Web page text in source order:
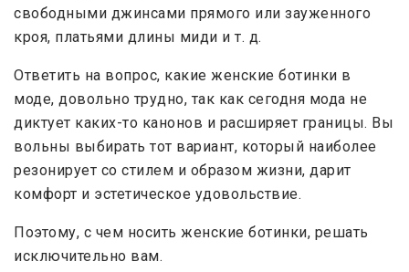
свободными джинсами прямого или зауженного
кроя, платьями длины миди и т. д.
Ответить на вопрос, какие женские ботинки в
моде, довольно трудно, так как сегодня мода не
диктует каких-то канонов и расширяет границы. Вы
вольны выбирать тот вариант, который наиболее
резонирует со стилем и образом жизни, дарит
комфорт и эстетическое удовольствие.
Поэтому, с чем носить женские ботинки, решать
исключительно вам.